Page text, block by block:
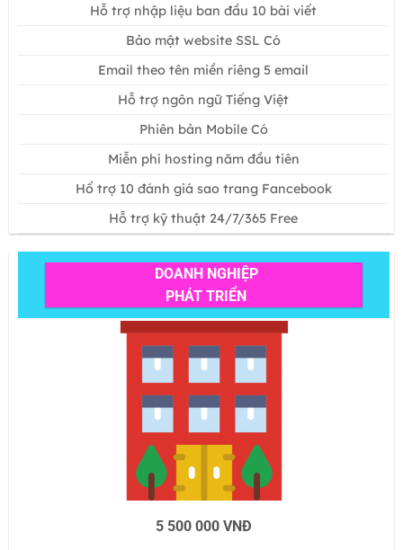
Hỗ trợ nhập liệu ban đầu 10 bài viết
Bảo mật website SSLCó
Email theo tên miền riêng5 email
Hỗ trợ ngôn ngữTiếng Việt
Phiên bản Mobile Có
Miễn phí hosting năm đầu tiên
Hổ trợ 10 đánh giá sao trang Fancebook
Hỗ trợ kỹ thuật 24/7/365 Free
DOANH NGHIỆP
PHÁT TRIỂN
5 500 000 VNĐ